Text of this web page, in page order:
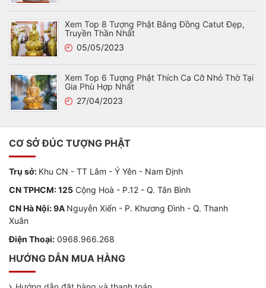
Xem Top 8 Tượng Phật Bằng Đồng Catut Đẹp,
Truyền Thần Nhất
05/05/2023
Xem Top 6 Tượng Phật Thích Ca Cỡ Nhỏ Thờ Tại
Gia Phù Hợp Nhất
27/04/2023
CƠ SỞ ĐÚC TƯỢNG PHẬT
Trụ sở: Khu CN - TT Lâm - Ý Yên - Nam Định
CN TPHCM: 125 Cộng Hoà - P.12 - Q. Tân Bình
CN Hà Nội: 9A Nguyễn Xiển - P. Khương Đình - Q. Thanh
Xuân
Điện Thoại: 0968.966.268
HƯỚNG DẪN MUA HÀNG